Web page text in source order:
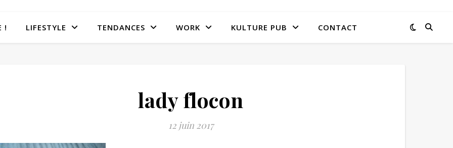
! LIFESTYLE TENDANCES WORK KULTURE PUB CONTACT
lady flocon
12 juin 2017